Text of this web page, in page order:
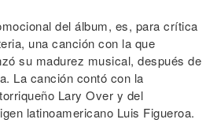
del álbum, es, para crítica
una canción con la que
su madurez musical, después de
La canción contó con la
Lary Over y del
latinoamericano Luis Figueroa.